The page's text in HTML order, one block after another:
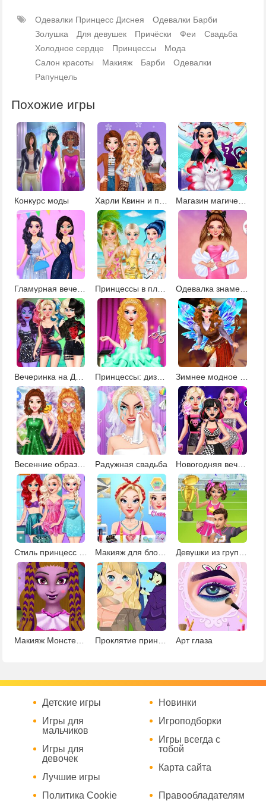
Одевалки Принцесс Диснея
Одевалки Барби
Золушка
Для девушек Причёски Феи
Свадьба
Холодное сердце
Принцессы
Мода
Салон красоты
Макияж Барби
Одевалки
Рапунцель
Похожие игры
Конкурс моды Магазин магических существ
Гламурная вечеринка Принцессы в платьях с принтами Одевалка знаменитостей
Вечеринка на День Валентина для злодеев Принцессы: дизайн платьев для балерин
Весенние образы для принцесс Радужная свадьба Новогодняя вечеринка Тик Ток
Стиль принцесс для Одри Макияж для блондинки Девушки из группы поддержки
Макияж Монстер Хай Проклятие принцессы Арт глаза
Детские игры
Игры для
мальчиков
Игры для
девочек
Лучшие игры
Новинки
Игроподборки
Игры всегда с
тобой
Карта сайта
Политика Cookie Правообладателям